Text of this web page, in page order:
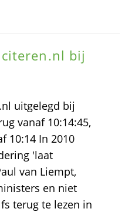
bij
uitgelegd bij
vanaf 10:14:45,
10:14 In 2010
'laat
van Liempt,
en niet
terug te lezen in